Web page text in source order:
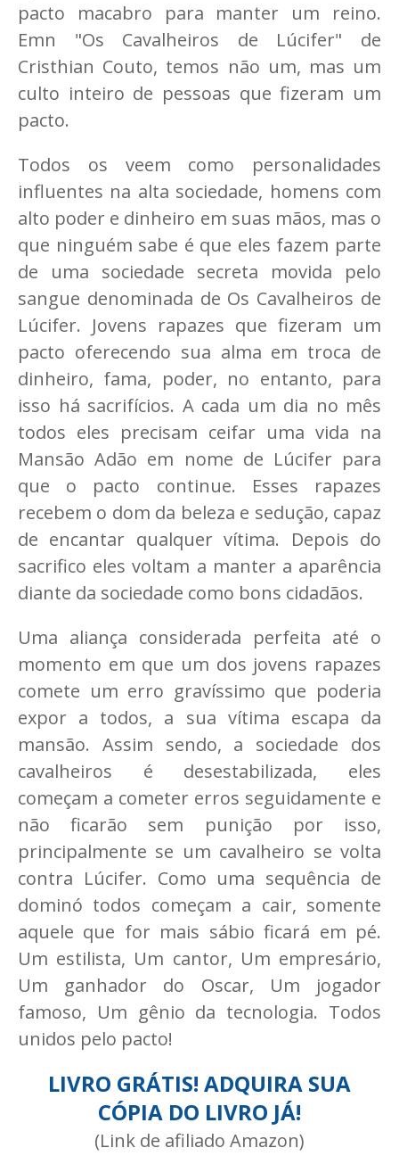
pacto macabro para manter um reino.
Emn "Os Cavalheiros de Lúcifer" de
Cristhian Couto, temos não um, mas um
culto inteiro de pessoas que fizeram um
pacto.
Todos os veem como personalidades
influentes na alta sociedade, homens com
alto poder e dinheiro em suas mãos, mas o
que ninguém sabe é que eles fazem parte
de uma sociedade secreta movida pelo
sangue denominada de Os Cavalheiros de
Lúcifer. Jovens rapazes que fizeram um
pacto oferecendo sua alma em troca de
dinheiro, fama, poder, no entanto, para
isso há sacrifícios. A cada um dia no mês
todos eles precisam ceifar uma vida na
Mansão Adão em nome de Lúcifer para
que o pacto continue. Esses rapazes
recebem o dom da beleza e sedução, capaz
de encantar qualquer vítima. Depois do
sacrifico eles voltam a manter a aparência
diante da sociedade como bons cidadãos.
Uma aliança considerada perfeita até o
momento em que um dos jovens rapazes
comete um erro gravíssimo que poderia
expor a todos, a sua vítima escapa da
mansão. Assim sendo, a sociedade dos
cavalheiros é desestabilizada, eles
começam a cometer erros seguidamente e
não ficarão sem punição por isso,
principalmente se um cavalheiro se volta
contra Lúcifer. Como uma sequência de
dominó todos começam a cair, somente
aquele que for mais sábio ficará em pé.
Um estilista, Um cantor, Um empresário,
Um ganhador do Oscar, Um jogador
famoso, Um gênio da tecnologia. Todos
unidos pelo pacto!
LIVRO GRÁTIS! ADQUIRA SUA
CÓPIA DO LIVRO JÁ!
(Link de afiliado Amazon)